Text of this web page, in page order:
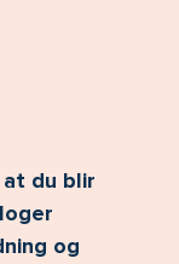
du blir
og